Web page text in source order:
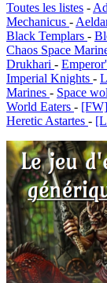
Toutes les listes -
Mechanicus -
Black Templars -
Chaos Space
Drukhari -
Imperial Knights -
Marines - Space
World Eaters -
Heretic Astartes -